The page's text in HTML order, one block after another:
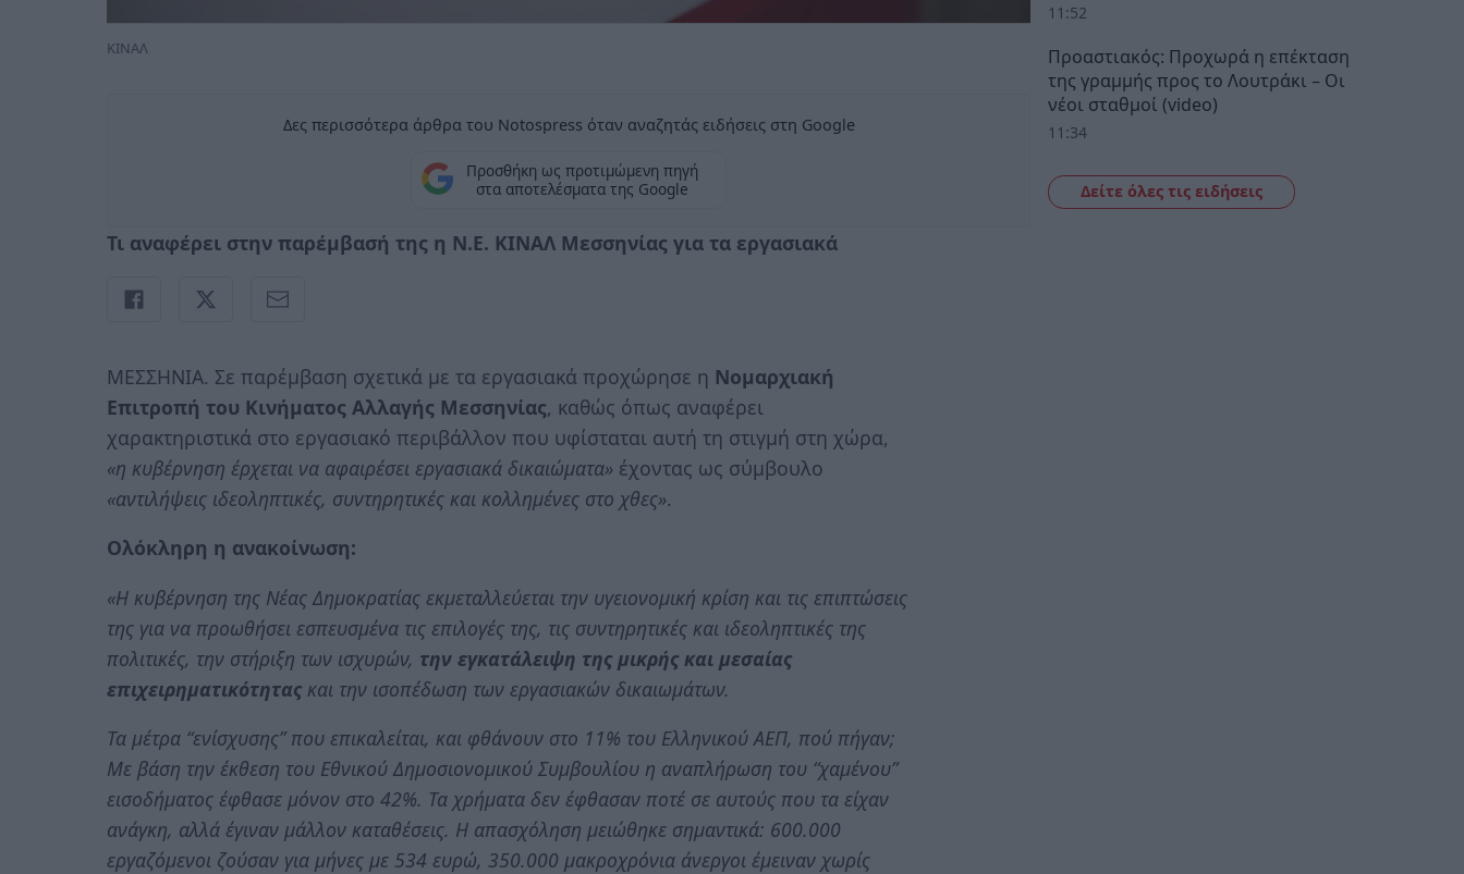
ΚΙΝΑΛ
Δες περισσότερα άρθρα του Notospress όταν αναζητάς ειδήσεις στη Google
Προσθήκη ως προτιμώμενη πηγή
στα αποτελέσματα της Google
Τι αναφέρει στην παρέμβασή της η Ν.Ε. ΚΙΝΑΛ Μεσσηνίας για τα εργασιακά
ΜΕΣΣΗΝΙΑ. Σε παρέμβαση σχετικά με τα εργασιακά προχώρησε η Νομαρχιακή
Επιτροπή του Κινήματος Αλλαγής Μεσσηνίας, καθώς όπως αναφέρει
χαρακτηριστικά στο εργασιακό περιβάλλον που υφίσταται αυτή τη στιγμή στη χώρα,
«η κυβέρνηση έρχεται να αφαιρέσει εργασιακά δικαιώματα» έχοντας ως σύμβουλο
«αντιλήψεις ιδεοληπτικές, συντηρητικές και κολλημένες στο χθες».
Ολόκληρη η ανακοίνωση:
«Η κυβέρνηση της Νέας Δημοκρατίας εκμεταλλεύεται την υγειονομική κρίση και τις επιπτώσεις
της για να προωθήσει εσπευσμένα τις επιλογές της, τις συντηρητικές και ιδεοληπτικές της
πολιτικές, την στήριξη των ισχυρών, την εγκατάλειψη της μικρής και μεσαίας
επιχειρηματικότητας και την ισοπέδωση των εργασιακών δικαιωμάτων.
Τα μέτρα “ενίσχυσης” που επικαλείται, και φθάνουν στο 11% του Ελληνικού ΑΕΠ, πού πήγαν;
Με βάση την έκθεση του Εθνικού Δημοσιονομικού Συμβουλίου η αναπλήρωση του “χαμένου”
εισοδήματος έφθασε μόνον στο 42%. Τα χρήματα δεν έφθασαν ποτέ σε αυτούς που τα είχαν
ανάγκη, αλλά έγιναν μάλλον καταθέσεις. Η απασχόληση μειώθηκε σημαντικά: 600.000
εργαζόμενοι ζούσαν για μήνες με 534 ευρώ, 350.000 μακροχρόνια άνεργοι έμειναν χωρίς
11:52
Προαστιακός: Προχωρά η επέκταση
της γραμμής προς το Λουτράκι – Οι
νέοι σταθμοί (video)
11:34
Δείτε όλες τις ειδήσεις